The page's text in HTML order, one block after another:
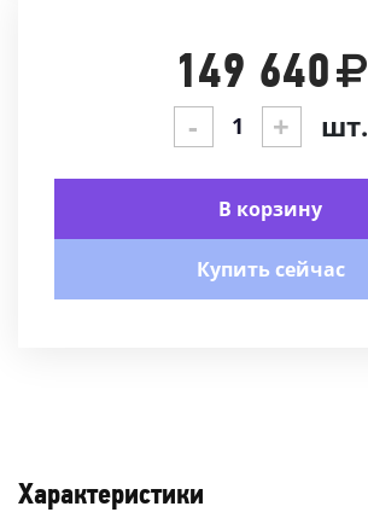
149 640
- + шт.
В корзину
Купить сейчас
Характеристики